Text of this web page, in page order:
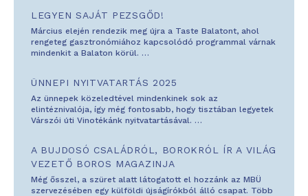
LEGYEN SAJÁT PEZSGŐD!
Március elején rendezik meg újra a Taste Balatont, ahol
rengeteg gasztronómiához kapcsolódó programmal várnak
mindenkit a Balaton körül. …
ÜNNEPI NYITVATARTÁS 2025
Az ünnepek közeledtével mindenkinek sok az
elintéznivalója, így még fontosabb, hogy tisztában legyetek
Várszói úti Vinotékánk nyitvatartásával. …
A BUJDOSÓ CSALÁDRÓL, BOROKRÓL ÍR A VILÁG
VEZETŐ BOROS MAGAZINJA
Még ősszel, a szüret alatt látogatott el hozzánk az MBÜ
szervezésében egy külföldi újságírókból álló csapat. Több